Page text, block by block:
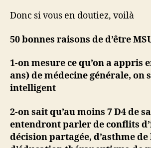
Donc si vous en doutiez, voilà
50 bonnes raisons de d’être
1-on mesure ce qu’on a appris
ans) de médecine générale, on
intelligent
2-on sait qu’au moins 7 D4 de
entendront parler de conflits
décision partagée, d’asthme de